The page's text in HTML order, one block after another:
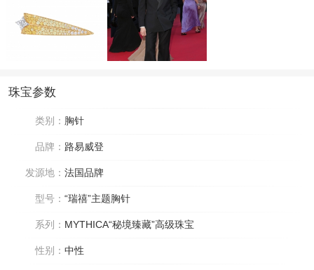
珠宝参数
类别： 胸针
品牌： 路易威登
发源地： 法国品牌
型号： “瑞禧”主题胸针
系列： MYTHICA“秘境臻藏”高级珠宝
性别： 中性